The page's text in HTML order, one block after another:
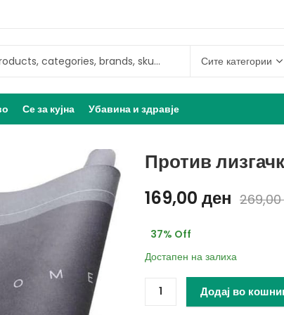
Се за кујна Убавина и здравје
Против
169,00 ден 269,00
37% Off
Достапен на залиха
Додај во